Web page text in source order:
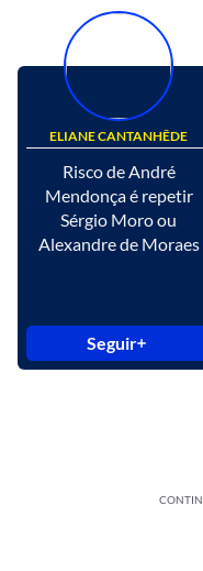
ELIANE CANTANHÊDE
Risco de André
Mendonça é repetir
Sérgio Moro ou
Alexandre de Moraes
Seguir